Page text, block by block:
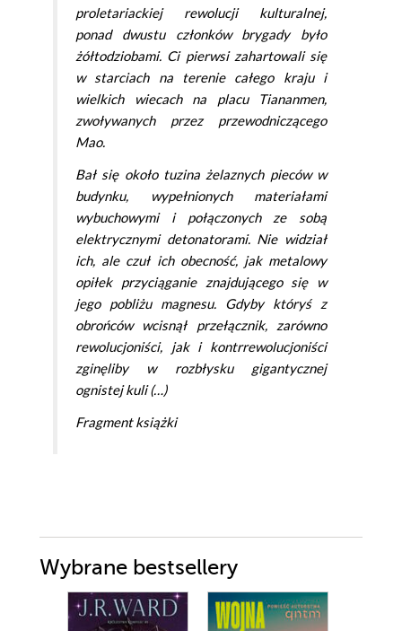
proletariackiej rewolucji kulturalnej,
ponad dwustu członków brygady było
żółtodziobami. Ci pierwsi zahartowali się
w starciach na terenie całego kraju i
wielkich wiecach na placu Tiananmen,
zwoływanych przez przewodniczącego
Mao.
Bał się około tuzina żelaznych pieców w
budynku, wypełnionych materiałami
wybuchowymi i połączonych ze sobą
elektrycznymi detonatorami. Nie widział
ich, ale czuł ich obecność, jak metalowy
opiłek przyciąganie znajdującego się w
jego pobliżu magnesu. Gdyby któryś z
obrońców wcisnął przełącznik, zarówno
rewolucjoniści, jak i kontrrewolucjoniści
zginęliby w rozbłysku gigantycznej
ognistej kuli (…)
Fragment książki
Wybrane bestsellery